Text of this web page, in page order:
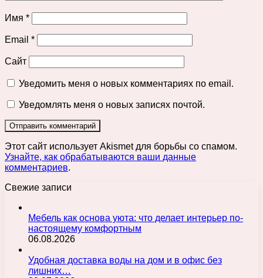
Имя *
Email *
Сайт
Уведомить меня о новых комментариях по email.
Уведомлять меня о новых записях почтой.
Этот сайт использует Akismet для борьбы со спамом.
Узнайте, как обрабатываются ваши данные
комментариев.
Свежие записи
Мебель как основа уюта: что делает интерьер по-
настоящему комфортным
06.08.2026
Удобная доставка воды на дом и в офис без
лишних…